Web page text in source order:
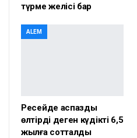
түрме желісі бар
ALEM
Ресейде аспазды
өлтірді деген күдікті 6,5
жылға сотталды